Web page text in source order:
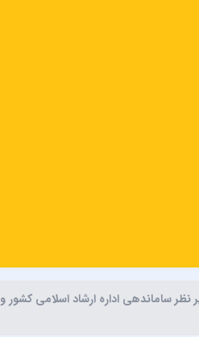
ساماندهی اداره ارشاد اسلامی